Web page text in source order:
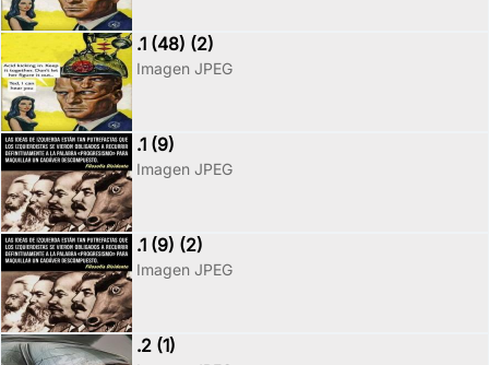
.1 (48) (2)
Imagen JPEG
.1 (9)
Imagen JPEG
.1 (9) (2)
Imagen JPEG
.2 (1)